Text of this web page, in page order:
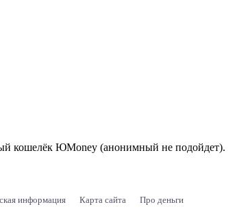
кошелёк ЮMoney (анонимный не подойдет).
информация Карта сайта Про деньги